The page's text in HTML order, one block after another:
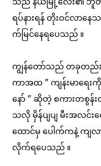
ရပ်နားရန် တိုးဝင်လာန
က်မြင်နေရပေသည် ။
ကျွန်တော်သည် တခုတည်း
ကာအထ " ကျန်းမာရေးကို
နော် " ဆိုတဲ့ စကားတစွ
သလို မှိန်ပျပျ မီးအလင်း
ထောင်မှ ပေါက်ကနဲ့ ကျ
လိုက်ရပေသည် ။